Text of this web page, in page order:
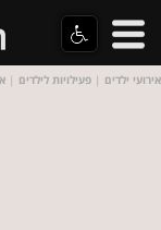
אירועי ילדים | פעילויות לילדים |